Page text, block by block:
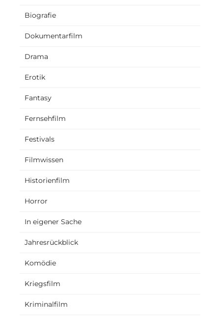
Biografie
Dokumentarfilm
Drama
Erotik
Fantasy
Fernsehfilm
Festivals
Filmwissen
Historienfilm
Horror
In eigener Sache
Jahresrückblick
Komödie
Kriegsfilm
Kriminalfilm